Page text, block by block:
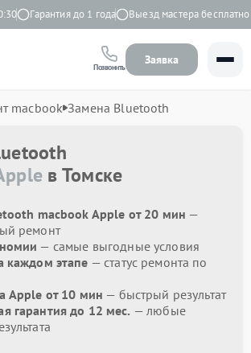
Гарантия до 1 года Выезд мастера бесплатно
Позвонить
Заявка
macbook Замена Bluetooth
в Томске
macbook Apple от 20 мин —
ремонт
— самые выгодные условия
каждом этапе — статус ремонта по
Apple от 10 мин — быстрый результат
гарантия до 12 мес. — любые